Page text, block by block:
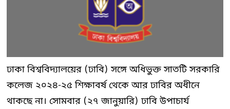
ঢাকা বিশ্ববিদ্যালয়ের (ঢাবি) সঙ্গে অধিভুক্ত সাতটি সরকারি
কলেজ ২০২৪-২৫ শিক্ষাবর্ষ থেকে আর ঢাবির অধীনে
থাকছে না। সোমবার (২৭ জানুয়ারি) ঢাবি উপাচার্য